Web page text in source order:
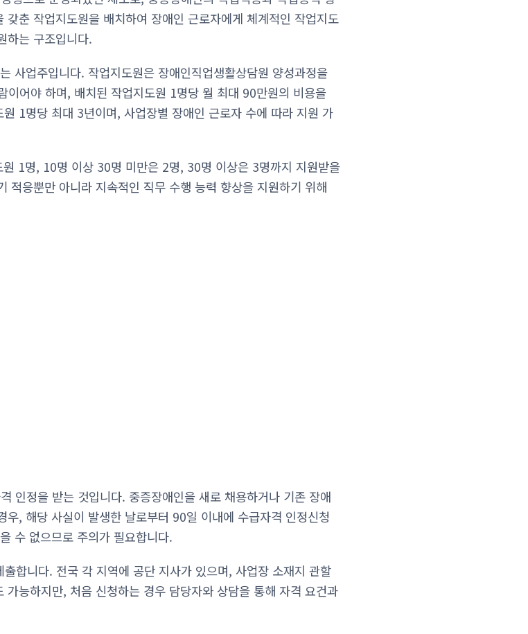
춘 작업지도원을 배치하여 장애인 근로자에게 체계적인 작업지도
하는 구조입니다.
사업주입니다. 작업지도원은 장애인직업생활상담원 양성과정을
이어야 하며, 배치된 작업지도원 1명당 월 최대 90만원의 비용을
1명당 최대 3년이며, 사업장별 장애인 근로자 수에 따라 지원 가
1명, 10명 이상 30명 미만은 2명, 30명 이상은 3명까지 지원받을
적응뿐만 아니라 지속적인 직무 수행 능력 향상을 지원하기 위해
인정을 받는 것입니다. 중증장애인을 새로 채용하거나 기존 장애
, 해당 사실이 발생한 날로부터 90일 이내에 수급자격 인정신청
수 없으므로 주의가 필요합니다.
합니다. 전국 각 지역에 공단 지사가 있으며, 사업장 소재지 관할
능하지만, 처음 신청하는 경우 담당자와 상담을 통해 자격 요건과